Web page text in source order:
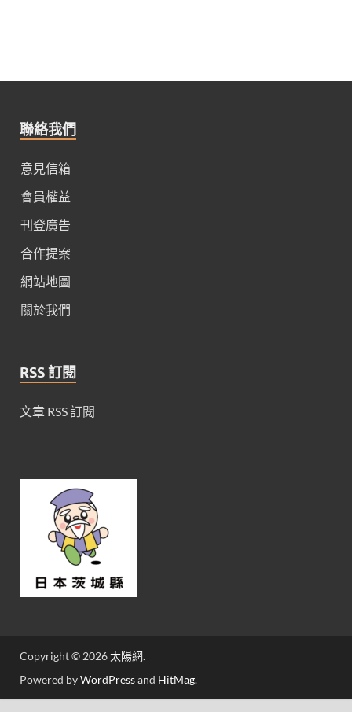
聯絡我們
意見信箱
會員權益
刊登廣告
合作提案
網站地圖
關於我們
RSS 訂閱
文章 RSS 訂閱
Copyright © 2026太陽網.
Powered byWordPressand HitMag.